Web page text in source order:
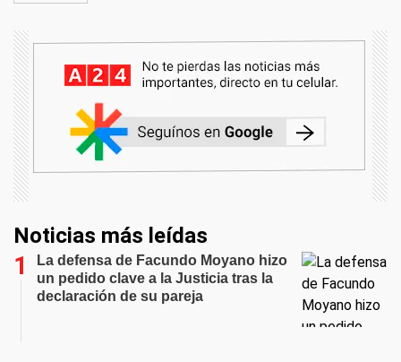
Noticias más leídas
La defensa de Facundo Moyano hizo
un pedido clave a la Justicia tras la
declaración de su pareja